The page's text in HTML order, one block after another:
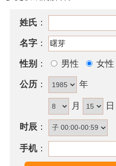
曙芽名字五行属性
曙芽的姓名五行组合是：
重，正直无私，富有决断力
获得众人的支持和帮助取得
曙芽名字能打多少分？
曙芽名字评分为：94分（评
数理测算得出，仅供参考）
姓氏 ：
名字 ：
性别 ： 男性 女性
公历 ： 年
月 日
时辰 ：
手机：